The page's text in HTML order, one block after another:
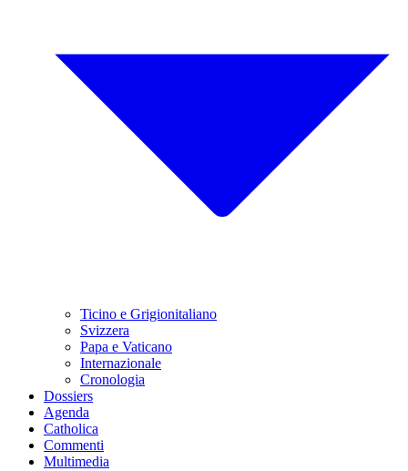
Ticino e Grigionitaliano
Svizzera
Papa e Vaticano
Internazionale
Cronologia
Dossiers
Agenda
Catholica
Commenti
Multimedia